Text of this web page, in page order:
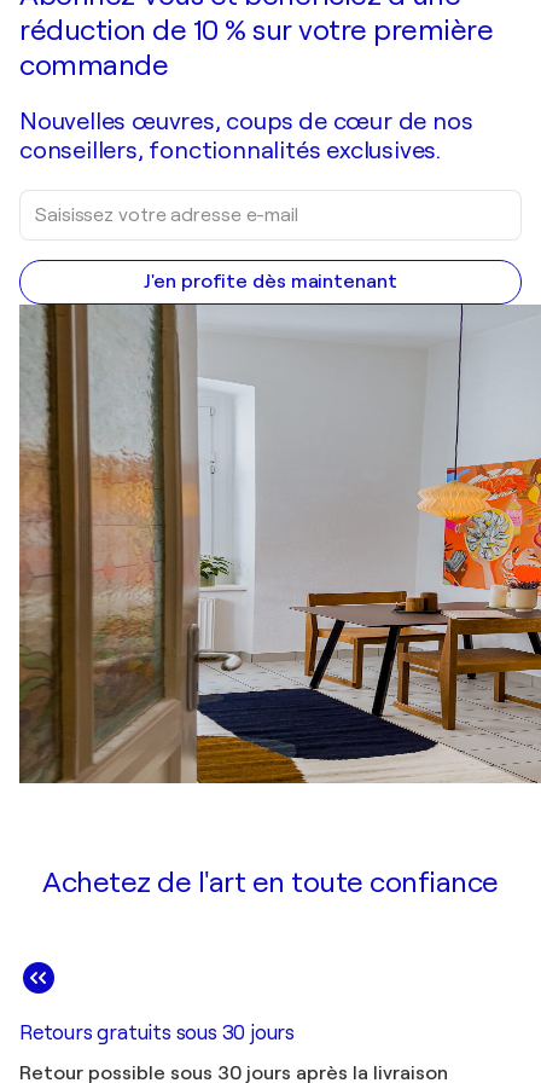
réduction de 10 % sur votre première
commande
Nouvelles œuvres, coups de cœur de nos
conseillers, fonctionnalités exclusives.
J'en profite dès maintenant
Achetez de l'art en toute confiance
Retours gratuits sous 30 jours
Retour possible sous 30 jours après la livraison